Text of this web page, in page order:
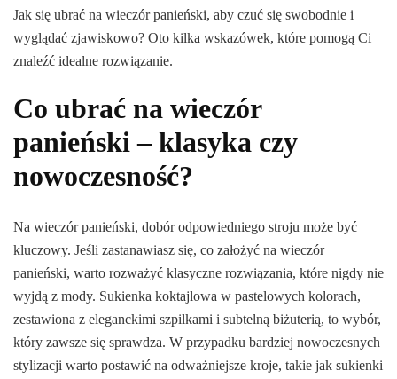
Jak się ubrać na wieczór panieński, aby czuć się swobodnie i
wyglądać zjawiskowo? Oto kilka wskazówek, które pomogą Ci
znaleźć idealne rozwiązanie.
Co ubrać na wieczór
panieński – klasyka czy
nowoczesność?
Na wieczór panieński, dobór odpowiedniego stroju może być
kluczowy. Jeśli zastanawiasz się, co założyć na wieczór
panieński, warto rozważyć klasyczne rozwiązania, które nigdy nie
wyjdą z mody. Sukienka koktajlowa w pastelowych kolorach,
zestawiona z eleganckimi szpilkami i subtelną biżuterią, to wybór,
który zawsze się sprawdza. W przypadku bardziej nowoczesnych
stylizacji warto postawić na odważniejsze kroje, takie jak sukienki